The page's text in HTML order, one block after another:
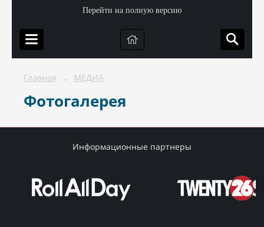
Перейти на полную версию
Главная → МЕДИА
Фотогалерея
Информационные партнеры